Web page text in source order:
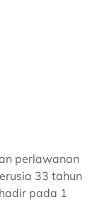
perlawanan
33 tahun
pada 1